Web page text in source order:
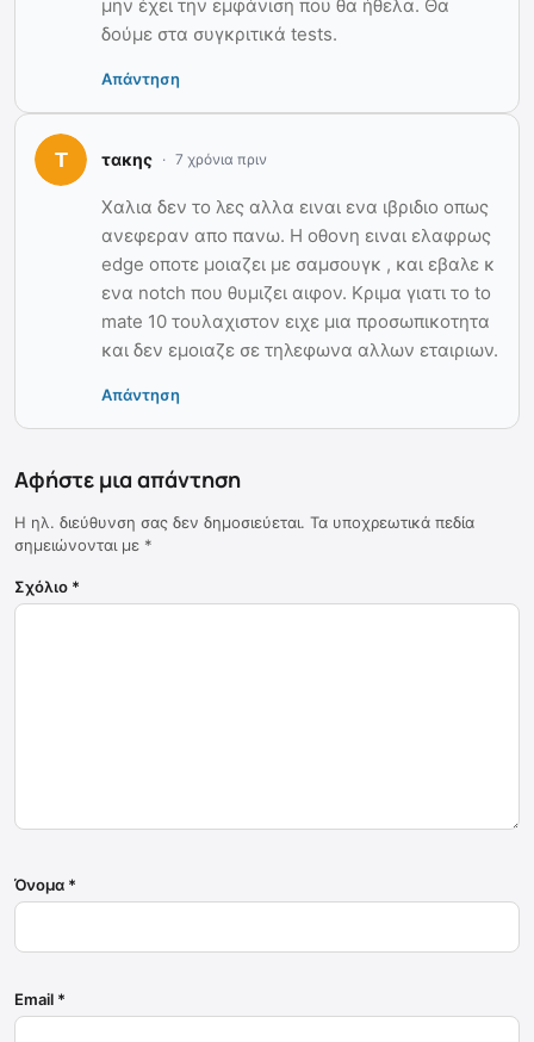
μην έχει την εμφάνιση που θα ήθελα. Θα
δούμε στα συγκριτικά tests.
Απάντηση
τακης 7 χρόνια πριν
Χαλια δεν το λες αλλα ειναι ενα ιβριδιο οπως
ανεφεραν απο πανω. Η οθονη ειναι ελαφρως
edge οποτε μοιαζει με σαμσουγκ , και εβαλε κ
ενα notch που θυμιζει αιφον. Κριμα γιατι το to
mate 10 τουλαχιστον ειχε μια προσωπικοτητα
και δεν εμοιαζε σε τηλεφωνα αλλων εταιριων.
Απάντηση
Αφήστε μια απάντηση
Η ηλ. διεύθυνση σας δεν δημοσιεύεται. Τα υποχρεωτικά πεδία
σημειώνονται με *
Σχόλιο *
Όνομα *
Email *